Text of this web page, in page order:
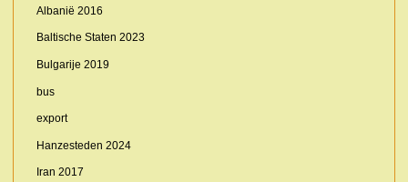
Albanië 2016
Baltische Staten 2023
Bulgarije 2019
bus
export
Hanzesteden 2024
Iran 2017